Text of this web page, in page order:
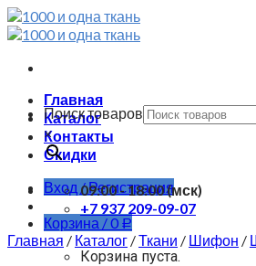
Skip
to
Главная
Каталог
Контакты
Скидки
Вход / Регистрация
Корзина /0 Р
Корзина пуста.
Поиск товаров
×
09:00 - 18:00 (мск)
+7 937 209-09-07
Главная / Каталог /Ткани / Шифон /